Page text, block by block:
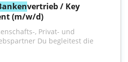
vertrieb / Key
(m/w/d)
, Privat- und